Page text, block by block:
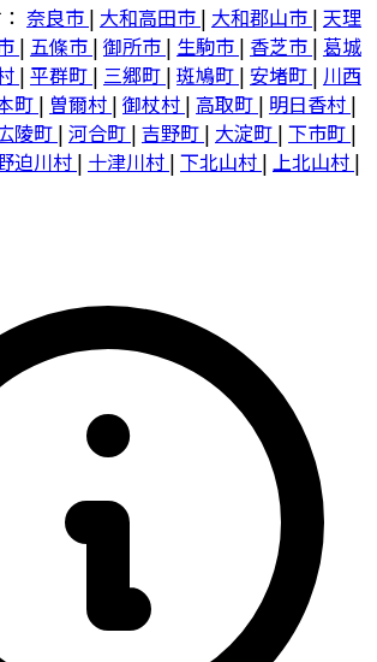
奈良市 | 大和高田市 | 大和郡山市 | 天理
| 五條市 | 御所市 | 生駒市 | 香芝市 | 葛城
| 平群町 | 三郷町 | 斑鳩町 | 安堵町 | 川西
町 | 曽爾村 | 御杖村 | 高取町 | 明日香村 |
陵町 | 河合町 | 吉野町 | 大淀町 | 下市町 |
迫川村 | 十津川村 | 下北山村 | 上北山村 |